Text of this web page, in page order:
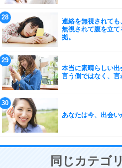
連絡を無視されても
無視されて腹を立
拠。
本当に素晴らしい
言う側ではなく、言
あなたは今、出会い
同じカテゴ